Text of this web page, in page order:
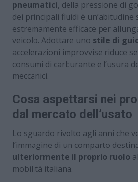
pneumatici, della pressione di
dei principali fluidi è un’abitudine
estremamente efficace per
veicolo. Adottare uno stile di
accelerazioni improvvise riduce
consumi di carburante e l’usura
meccanici.
Cosa aspettarsi nei
dal mercato dell’usato
Lo sguardo rivolto agli anni che
l’immagine di un comparto
ulteriormente il proprio ruolo
mobilità italiana.